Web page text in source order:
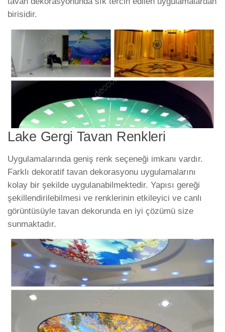
birisidir.
Lake Gergi Tavan Renkleri
Uygulamalarında geniş renk seçeneği imkanı vardır.
Farklı dekoratif tavan dekorasyonu uygulamalarını
kolay bir şekilde uygulanabilmektedir. Yapısı gereği
şekillendirilebilmesi ve renklerinin etkileyici ve canlı
görüntüsüyle tavan dekorunda en iyi çözümü size
sunmaktadır.